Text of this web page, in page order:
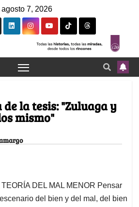
agosto 7, 2026
la tesis: "Zuluaga y
mismo"
DEL MAL MENOR Pensar
del bien y del mal, del bien